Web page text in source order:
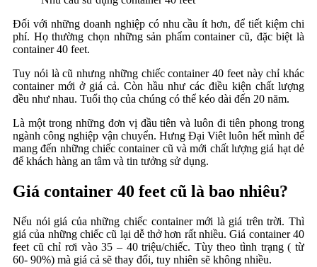
Đối với những doanh nghiệp có nhu cầu ít hơn, để tiết kiệm chi
phí. Họ thường chọn những sản phẩm container cũ, đặc biệt là
container 40 feet.
Tuy nói là cũ nhưng những chiếc container 40 feet này chỉ khác
container mới ở giá cả. Còn hầu như các điều kiện chất lượng
đều như nhau. Tuổi thọ của chúng có thể kéo dài đến 20 năm.
Là một trong những đơn vị đầu tiên và luôn đi tiên phong trong
ngành công nghiệp vận chuyển. Hưng Đại Viêt luôn hết mình để
mang đến những chiếc container cũ và mới chất lượng giá hạt dẻ
để khách hàng an tâm và tin tưởng sử dụng.
Giá container 40 feet cũ là bao nhiêu?
Nếu nói giá của những chiếc container mới là giá trên trời. Thì
giá của những chiếc cũ lại dễ thở hơn rất nhiều. Giá container 40
feet cũ chỉ rơi vào 35 – 40 triệu/chiếc. Tùy theo tình trạng ( từ
60- 90%) mà giá cả sẽ thay đổi, tuy nhiên sẽ không nhiều.